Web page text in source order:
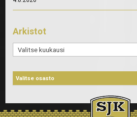
Arkistot
Arkistot